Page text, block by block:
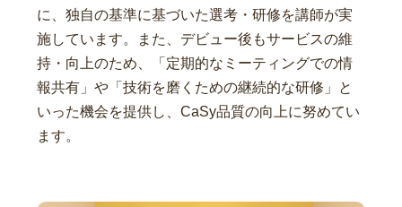
に、独自の基準に基づいた選考・研修を講師が実
施しています。また、デビュー後もサービスの維
持・向上のため、「定期的なミーティングでの情
報共有」や「技術を磨くための継続的な研修」と
いった機会を提供し、CaSy品質の向上に努めてい
ます。